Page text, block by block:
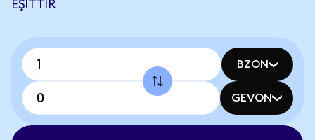
EŞITTIR
BZON
GEVON